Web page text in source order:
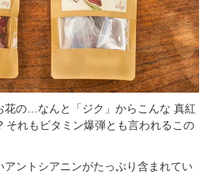
花の…なんと「ジク」からこんな 真紅
それもビタミン爆弾とも言われるこの
ントシアニンがたっぷり含まれてい